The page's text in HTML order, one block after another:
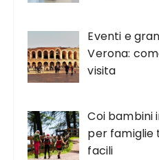
Eventi e
Verona:
visita
Coi bambini
per famiglie
facili